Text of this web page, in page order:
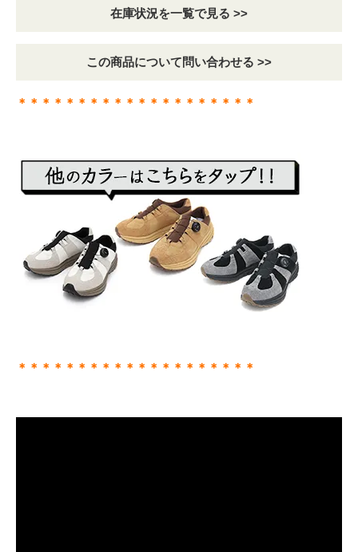
在庫状況を一覧で見る >>
この商品について問い合わせる >>
＊＊＊＊＊＊＊＊＊＊＊＊＊＊＊＊＊＊＊＊
＊＊＊＊＊＊＊＊＊＊＊＊＊＊＊＊＊＊＊＊